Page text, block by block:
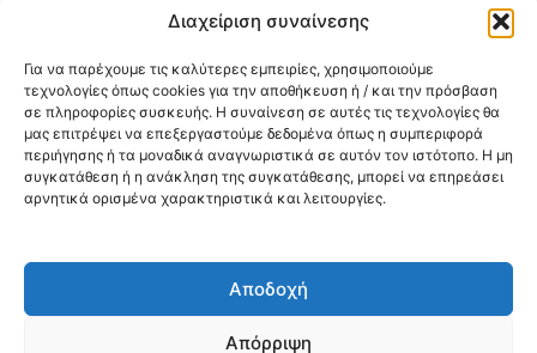
Διαχείριση συναίνεσης
Για να παρέχουμε τις καλύτερες εμπειρίες, χρησιμοποιούμε
τεχνολογίες όπως cookies για την αποθήκευση ή / και την πρόσβαση
σε πληροφορίες συσκευής. Η συναίνεση σε αυτές τις τεχνολογίες θα
μας επιτρέψει να επεξεργαστούμε δεδομένα όπως η συμπεριφορά
περιήγησης ή τα μοναδικά αναγνωριστικά σε αυτόν τον ιστότοπο. Η μη
συγκατάθεση ή η ανάκληση της συγκατάθεσης, μπορεί να επηρεάσει
αρνητικά ορισμένα χαρακτηριστικά και λειτουργίες.
Αποδοχή
Απόρριψη
ΦΟΡΕΩΝ ΠΦΥ», η οποία θα διαρκέσει 15 ημέρες.
ιστοσελίδα του ΕΣΗΔΗΣ (έχει αναρτηθεί και έχει πάρει τον
κωδικό 22DIAB000024416) και παρακαλούνται οι
ενδιαφερόμενοι να επισκεφτούν τον
παρακάτωσύνδεσμοπροκειμένου να λάβουν γνώση επί
των τεχνικών προδιαγραφών.
@2026 3ype.gr All rights reserved